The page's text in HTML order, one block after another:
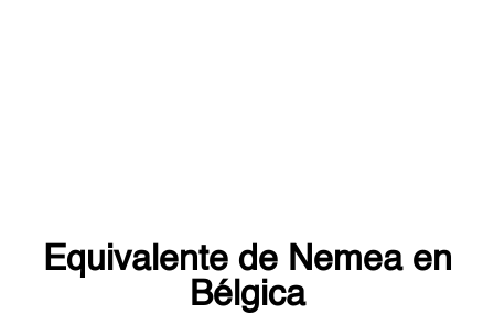
Equivalente de Nemeaen
Bélgica